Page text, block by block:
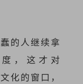
的人继续拿
，这才对
化的窗口，